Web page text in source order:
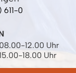
0
08.00-12.00 Uhr
18.00 Uhr